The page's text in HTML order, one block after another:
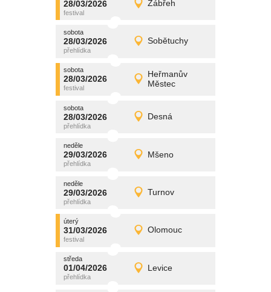
28/03/2026 Zábřeh
sobota
28/03/2026 Detail
sobota
28/03/2026 Sobětuchy
sobota
28/03/2026 Detail
promítání
sobota
28/03/2026
Heřmanův
Městec
sobota
28/03/2026 Detail
promítání
sobota
28/03/2026 Desná
sobota
28/03/2026 Detail
promítání
neděle
29/03/2026 Mšeno
neděle
29/03/2026 Detail
promítání
neděle
29/03/2026 Turnov
neděle
29/03/2026 Detail
promítání
úterý
31/03/2026 Olomouc
úterý
31/03/2026 Detail
promítání
středa
01/04/2026 Levice
středa
01/04/2026 Detail
promítání